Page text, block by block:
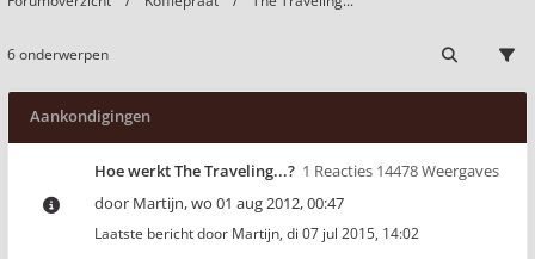
6 onderwerpen
Aankondigingen
Hoe werkt The Traveling...? 1 Reacties 14478 Weergaves
door Martijn,wo 01 aug 2012, 00:47
Laatste bericht door Martijn, di 07 jul 2015, 14:02